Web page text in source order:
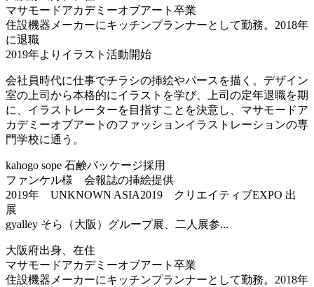
マサモードアカデミーオブアート卒業
住設機器メーカーにキッチンプランナーとして勤務。2018年
に退職
2019年よりイラスト活動開始
会社員時代に仕事でチラシの挿絵やパースを描く。デザイン
室の上司から本格的にイラストを学び、上司の定年退職を期
に、イラストレーターを目指すことを決意し、マサモードア
カデミーオブアートのファッションイラストレーションの専
門学校に通う。
kahogo sope 石鹸パッケージ採用
ファンケル様 会報誌の挿絵提供
2019年 UNKNOWN ASIA2019 クリエイティブEXPO 出
展
gyalley そら（大阪）グループ展、二人展参...
大阪府出身、在住
マサモードアカデミーオブアート卒業
住設機器メーカーにキッチンプランナーとして勤務。2018年